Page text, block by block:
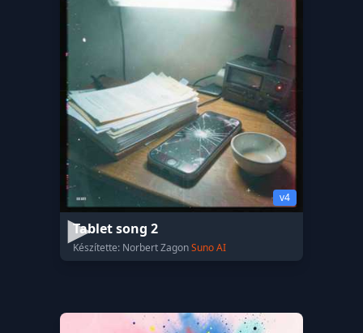
v4
Tablet song 2
Készítette: Norbert ZagonSuno AI